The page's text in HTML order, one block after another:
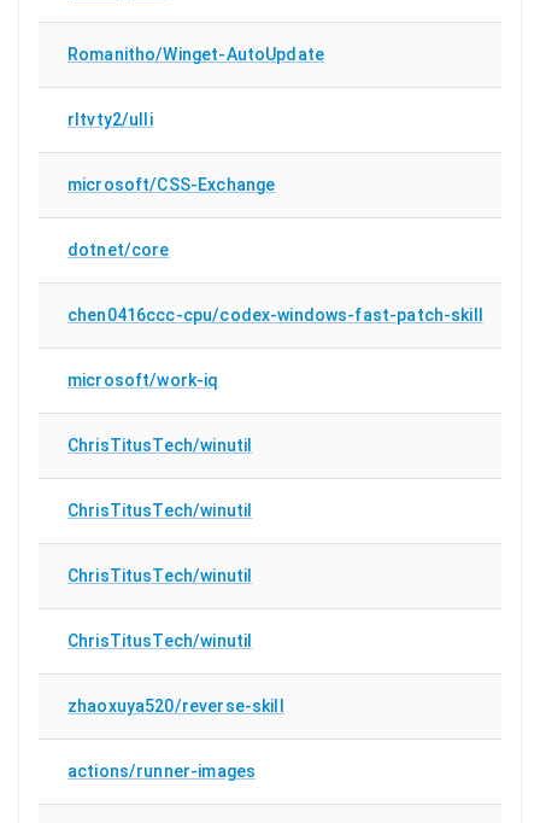
Romanitho/Winget-AutoUpdate
rltvty2/ulli
microsoft/CSS-Exchange
dotnet/core
chen0416ccc-cpu/codex-windows-fast-patch-skill
microsoft/work-iq
ChrisTitusTech/winutil
ChrisTitusTech/winutil
ChrisTitusTech/winutil
ChrisTitusTech/winutil
zhaoxuya520/reverse-skill
actions/runner-images